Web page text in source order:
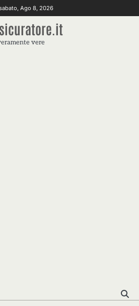
Ago 8, 2026
vere